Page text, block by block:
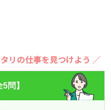
リの仕事を見つけよう ／
問】